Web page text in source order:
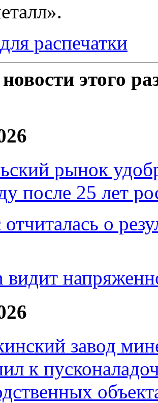
распечатки
этого
рынок
после 25 лет
о
видит
завод
к